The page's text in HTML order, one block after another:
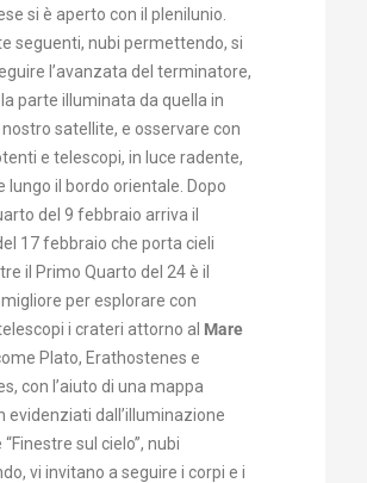
si è aperto con il plenilunio.
seguenti, nubi permettendo, si
l’avanzata del terminatore,
parte illuminata da quella in
satellite, e osservare con
e telescopi, in luce radente,
lungo il bordo orientale. Dopo
del 9 febbraio arriva il
17 febbraio che porta cieli
il Primo Quarto del 24 è il
per esplorare con
i crateri attorno al Mare
Plato, Erathostenes e
con l’aiuto di una mappa
evidenziati dall’illuminazione
“Finestre sul cielo”, nubi
vi invitano a seguire i corpi e i